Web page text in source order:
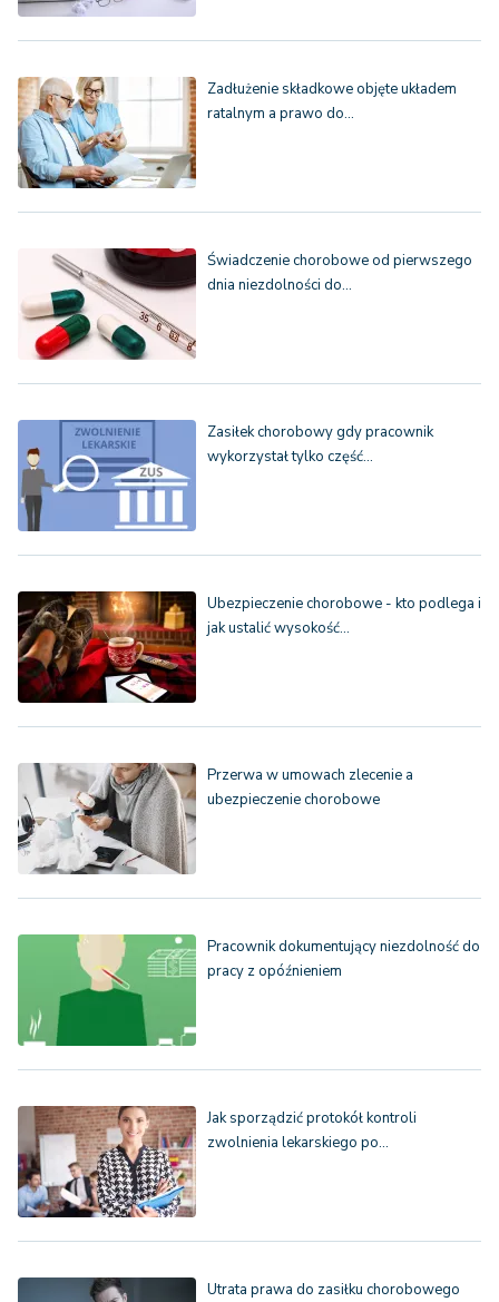
Zadłużenie składkowe objęte układem
ratalnym a prawo do…
Świadczenie chorobowe od pierwszego
dnia niezdolności do…
Zasiłek chorobowy gdy pracownik
wykorzystał tylko część…
Ubezpieczenie chorobowe - kto podlega i
jak ustalić wysokość…
Przerwa w umowach zlecenie a
ubezpieczenie chorobowe
Pracownik dokumentujący niezdolność do
pracy z opóźnieniem
Jak sporządzić protokół kontroli
zwolnienia lekarskiego po…
Utrata prawa do zasiłku chorobowego